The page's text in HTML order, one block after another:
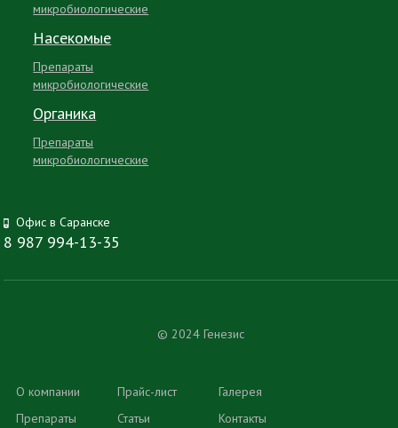
микробиологические
Насекомые
Препараты
микробиологические
Органика
Препараты
микробиологические
Офис в Саранске
8 987 994-13-35
© 2024 Генезис
О компании
Препараты
Прайс-лист
Статьи
Галерея
Контакты